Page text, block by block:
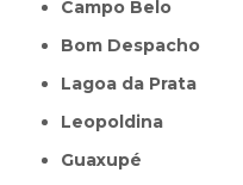
Campo Belo
Bom Despacho
Lagoa da Prata
Leopoldina
Guaxupé